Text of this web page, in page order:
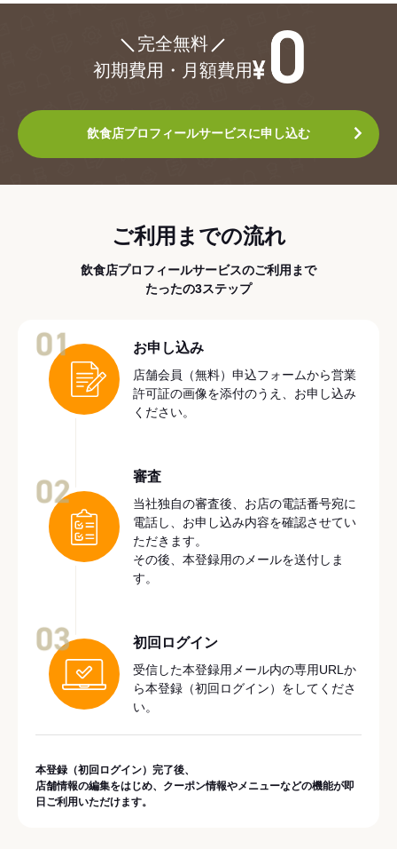
完全無料
初期費用・月額費用
飲食店プロフィールサービスに申し込む
ご利用までの流れ
飲食店プロフィールサービスのご利用まで
たったの3ステップ
お申し込み
店舗会員（無料）申込フォームから営業
許可証の画像を添付のうえ、お申し込み
ください。
審査
当社独自の審査後、お店の電話番号宛に
電話し、お申し込み内容を確認させてい
ただきます。
その後、本登録用のメールを送付しま
す。
初回ログイン
受信した本登録用メール内の専用URLか
ら本登録（初回ログイン）をしてくださ
い。
本登録（初回ログイン）完了後、
店舗情報の編集をはじめ、クーポン情報やメニューなどの機能が即
日ご利用いただけます。